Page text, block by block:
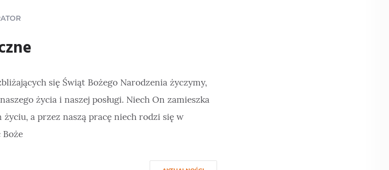
się Świąt Bożego Narodzenia życzymy,
życia i naszej posługi. Niech On zamieszka
życiu, a przez naszą pracę niech rodzi się w